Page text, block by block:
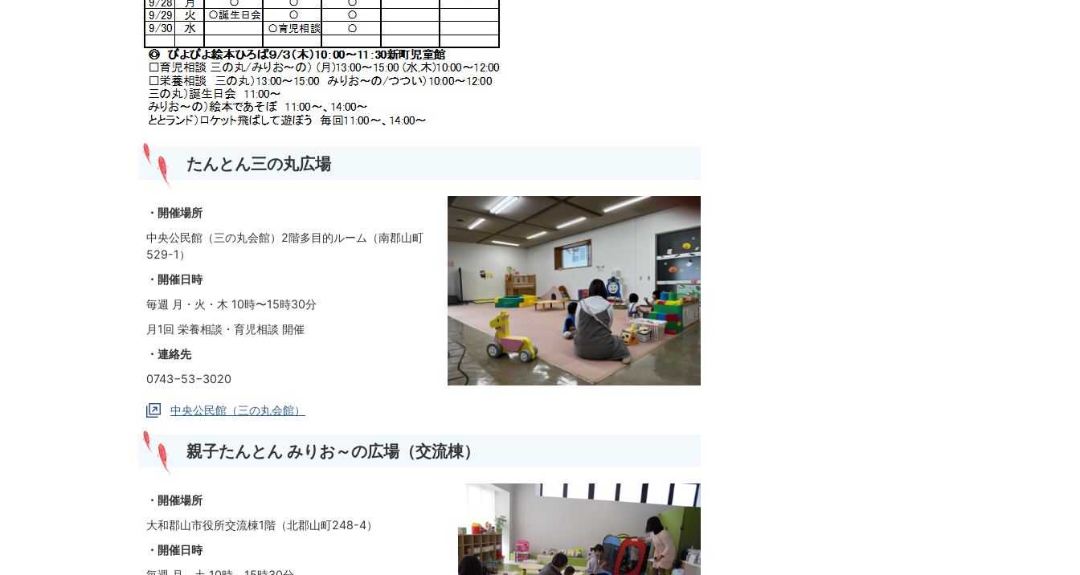
たんとん三の丸広場
・開催場所
中央公民館（三の丸会館）2階多目的ルーム（南郡山町
529-1）
・開催日時
毎週 月・火・木 10時〜15時30分
月1回 栄養相談・育児相談 開催
・連絡先
0743−53−3020
中央公民館（三の丸会館）
親子たんとん みりお～の広場（交流棟）
・開催場所
大和郡山市役所交流棟1階（北郡山町248-4）
・開催日時